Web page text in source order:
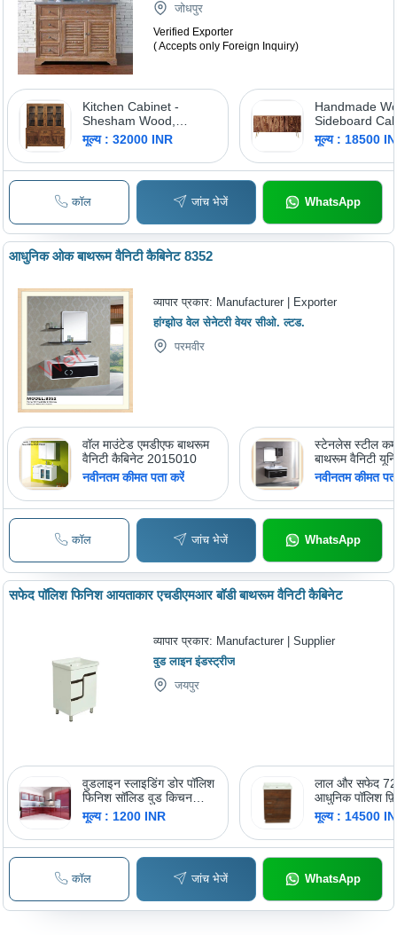
जोधपुर
Verified Exporter
( Accepts only Foreign Inquiry)
Kitchen Cabinet -
Shesham Wood,
1524x609.6x1524 mm |
Elegant Design with
Glass Doors, Termite
and Crack Proof
Coating, Easy to Clean,
Durable, Handmade
मूल्य : 32000 INR
Handmade
Sideboard
मूल्य : 18500
कॉल जांच भेजें WhatsApp
आधुनिक ओक बाथरूम वैनिटी कैबिनेट 8352
व्यापार प्रकार: Manufacturer | Exporter
हांग्झोउ वेल सेनेटरी वेयर सीओ. ल्टड.
परमवीर
वॉल माउंटेड एमडीएफ बाथरूम
वैनिटी कैबिनेट 2015010
नवीनतम कीमत पता करें
स्टेनलेस स्टील
बाथरूम वैनिटी
नवीनतम कीमत
कॉल जांच भेजें WhatsApp
सफेद पॉलिश फिनिश आयताकार एचडीएमआर बॉडी बाथरूम वैनिटी कैबिनेट
व्यापार प्रकार: Manufacturer | Supplier
वुड लाइन इंडस्ट्रीज
जयपुर
वुडलाइन स्लाइडिंग डोर पॉलिश
फिनिश सॉलिड वुड किचन
कैबिनेट्स
मूल्य : 1200 INR
लाल और सफेद
आधुनिक पॉलिश
बाथरूम लकड़ी के
मूल्य : 14500
कॉल जांच भेजें WhatsApp